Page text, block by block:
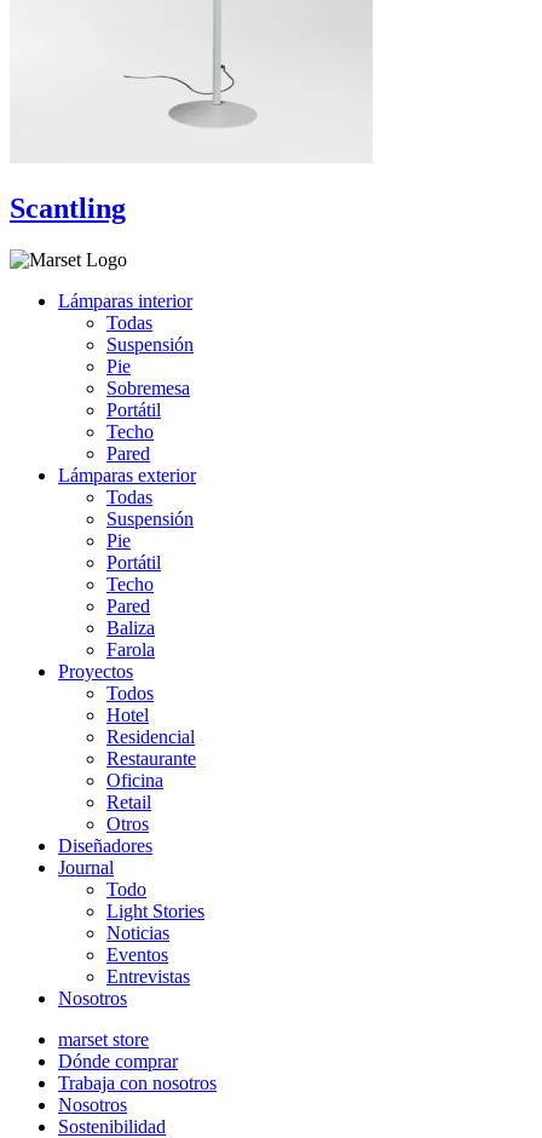
Scantling
Lámparas interior
Todas
Suspensión
Pie
Sobremesa
Portátil
Techo
Pared
Lámparas exterior
Todas
Suspensión
Pie
Portátil
Techo
Pared
Baliza
Farola
Proyectos
Todos
Hotel
Residencial
Restaurante
Oficina
Retail
Otros
Diseñadores
Journal
Todo
Light Stories
Noticias
Eventos
Entrevistas
Nosotros
marset store
Dónde comprar
Trabaja con nosotros
Nosotros
Sostenibilidad